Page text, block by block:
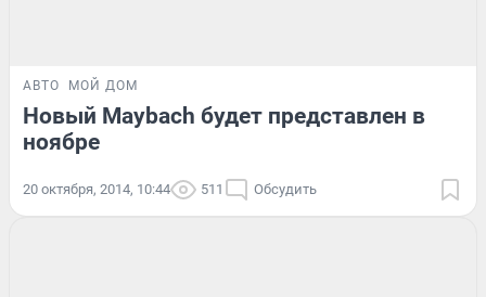
АВТО МОЙ ДОМ
Новый Maybach будет представлен в
ноябре
20 октября, 2014, 10:44 511 Обсудить